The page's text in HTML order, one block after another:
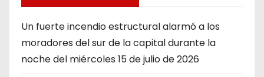
Un fuerte incendio estructural alarmó a los
moradores del sur de la capital durante la
noche del miércoles 15 de julio de 2026